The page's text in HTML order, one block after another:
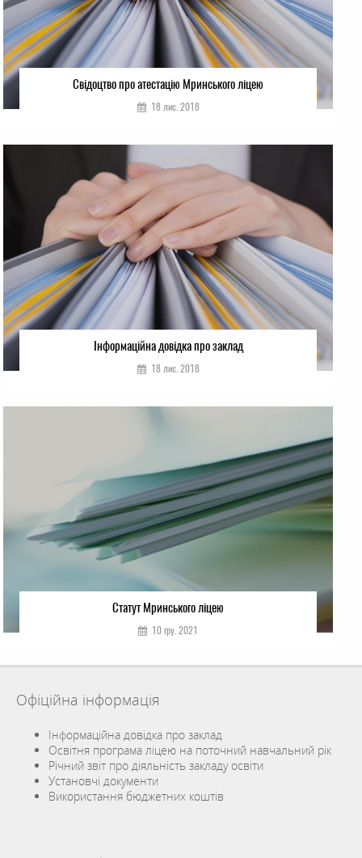
Свідоцтво про атестацію Мринського ліцею
18 лис. 2018
Інформаційна довідка про заклад
18 лис. 2018
Статут Мринського ліцею
10 гру. 2021
Офіційна інформація
Інформаційна довідка про заклад
Освітня програма ліцею на поточний навчальний рік
Річний звіт про діяльність закладу освіти
Установчі документи
Використання бюджетних коштів